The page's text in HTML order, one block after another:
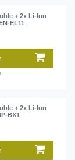
+ 2x Li-Ion
EL11
+ 2x Li-Ion
BX1